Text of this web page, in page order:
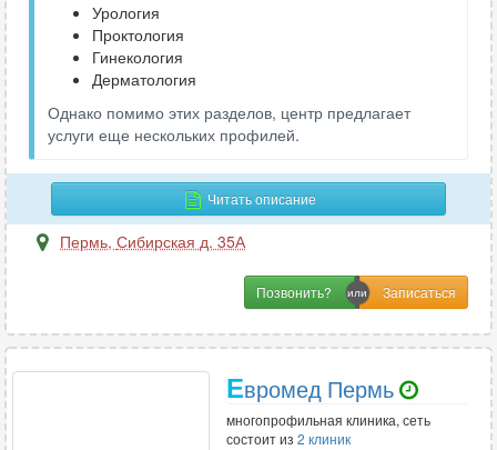
Урология
Проктология
Гинекология
Дерматология
Однако помимо этих разделов, центр предлагает
услуги еще нескольких профилей.
Читать описание
Пермь, Сибирская д. 35А
Позвонить?
Евромед Пермь
многопрофильная клиника, сеть
состоит из 2 клиник